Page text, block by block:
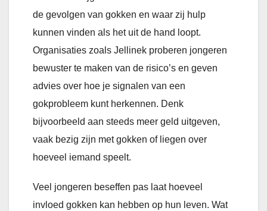
de gevolgen van gokken en waar zij hulp
kunnen vinden als het uit de hand loopt.
Organisaties zoals Jellinek proberen jongeren
bewuster te maken van de risico’s en geven
advies over hoe je signalen van een
gokprobleem kunt herkennen. Denk
bijvoorbeeld aan steeds meer geld uitgeven,
vaak bezig zijn met gokken of liegen over
hoeveel iemand speelt.
Veel jongeren beseffen pas laat hoeveel
invloed gokken kan hebben op hun leven. Wat